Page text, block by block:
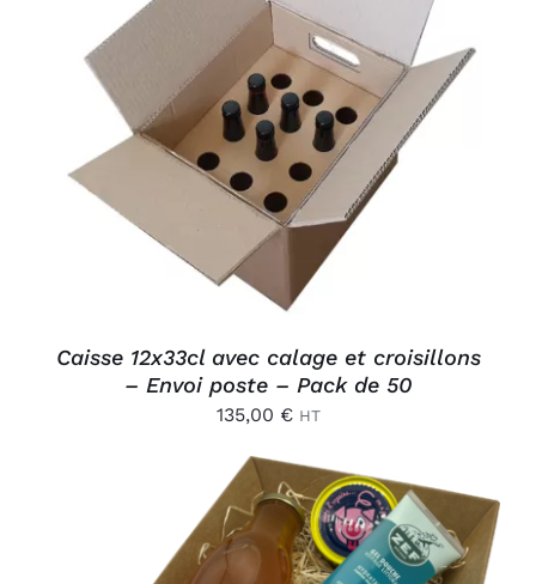
AJOUTER AU PANIER
DÉTAILS
Caisse 12x33cl avec calage et croisillons
– Envoi poste – Pack de 50
135,00 € HT